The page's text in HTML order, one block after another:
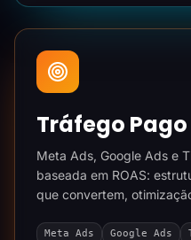
Tráfego Pago
Meta Ads, Google Ads e
baseada em ROAS:
que convertem,
Meta Ads Google Ads